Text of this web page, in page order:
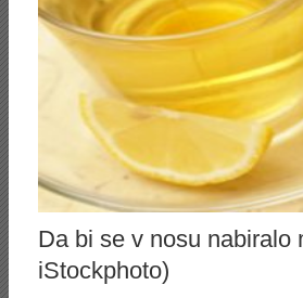
Da bi se v nosu nabiralo
iStockphoto)